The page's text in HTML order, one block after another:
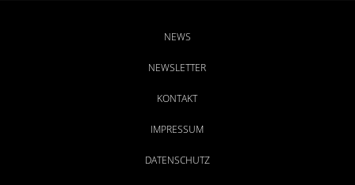
NEWS
NEWSLETTER
KONTAKT
IMPRESSUM
DATENSCHUTZ